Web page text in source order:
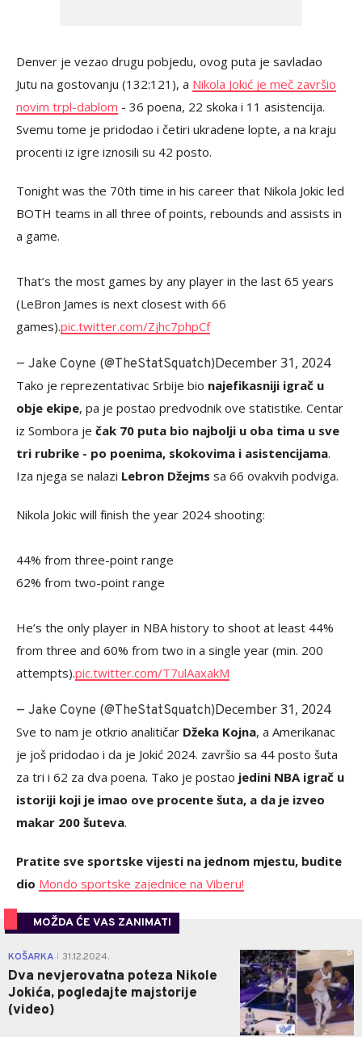
Denver je vezao drugu pobjedu, ovog puta je savladao
Jutu na gostovanju (132:121), a Nikola Jokić je meč završio
novim trpl-dablom - 36 poena, 22 skoka i 11 asistencija.
Svemu tome je pridodao i četiri ukradene lopte, a na kraju
procenti iz igre iznosili su 42 posto.
Tonight was the 70th time in his career that Nikola Jokic led
BOTH teams in all three of points, rebounds and assists in
a game.
That’s the most games by any player in the last 65 years
(LeBron James is next closest with 66
games).pic.twitter.com/Zjhc7phpCf
— Jake Coyne (@TheStatSquatch)December 31, 2024
Tako je reprezentativac Srbije bio najefikasniji igrač u
obje ekipe, pa je postao predvodnik ove statistike. Centar
iz Sombora je čak 70 puta bio najbolji u oba tima u sve
tri rubrike - po poenima, skokovima i asistencijama.
Iza njega se nalazi Lebron Džejms sa 66 ovakvih podviga.
Nikola Jokic will finish the year 2024 shooting:
44% from three-point range
62% from two-point range
He’s the only player in NBA history to shoot at least 44%
from three and 60% from two in a single year (min. 200
attempts).pic.twitter.com/T7ulAaxakM
— Jake Coyne (@TheStatSquatch)December 31, 2024
Sve to nam je otkrio analitičar Džeka Kojna, a Amerikanac
je još pridodao i da je Jokić 2024. završio sa 44 posto šuta
za tri i 62 za dva poena. Tako je postao jedini NBA igrač u
istoriji koji je imao ove procente šuta, a da je izveo
makar 200 šuteva.
Pratite sve sportske vijesti na jednom mjestu, budite
dio Mondo sportske zajednice na Viberu!
MOŽDA ĆE VAS ZANIMATI
KOŠARKA 31.12.2024.
Dva nevjerovatna poteza Nikole
Jokića, pogledajte majstorije
(video)
0